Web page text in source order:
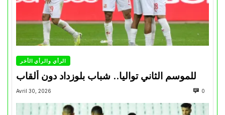
الرأي والرأي الأخر
للموسم الثاني تواليا.. شباب بلوزداد دون ألقاب
Avril 30, 2026 0